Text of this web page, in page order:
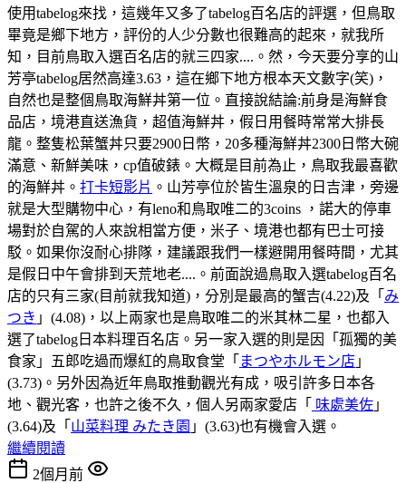
使用tabelog來找，這幾年又多了tabelog百名店的評選，但鳥取
畢竟是鄉下地方，評份的人少分數也很難高的起來，就我所
知，目前鳥取入選百名店的就三四家....。然，今天要分享的山
芳亭tabelog居然高達3.63，這在鄉下地方根本天文數字(笑)，
自然也是整個鳥取海鮮丼第一位。直接說結論:前身是海鮮食
品店，境港直送漁貨，超值海鮮丼，假日用餐時常常大排長
龍。整隻松葉蟹丼只要2900日幣，20多種海鮮丼2300日幣大碗
滿意、新鮮美味，cp值破錶。大概是目前為止，鳥取我最喜歡
的海鮮丼。 打卡短影片 。山芳亭位於皆生溫泉的日吉津，旁邊
就是大型購物中心，有leno和鳥取唯二的3coins ，諾大的停車
場對於自駕的人來說相當方便，米子、境港也都有巴士可接
駁。如果你沒耐心排隊，建議跟我們一樣避開用餐時間，尤其
是假日中午會排到天荒地老....。前面說過鳥取入選tabelog百名
店的只有三家(目前就我知道)，分別是最高的蟹吉(4.22)及「 み
つき 」(4.08)，以上兩家也是鳥取唯二的米其林二星，也都入
選了tabelog日本料理百名店。另一家入選的則是因「孤獨的美
食家」五郎吃過而爆紅的鳥取食堂「 まつやホルモン店 」
(3.73)。另外因為近年鳥取推動觀光有成，吸引許多日本各
地、觀光客，也許之後不久，個人另兩家愛店「 味處美佐 」
(3.64)及「 山菜料理 みたき園 」(3.63)也有機會入選。
繼續閱讀
2個月前